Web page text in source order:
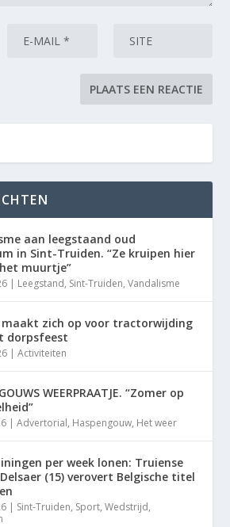
aan leegstaand oud
in Sint-Truiden. “Ze kruipen hier
muurtje”
| Leegstand, Sint-Truiden,Vandalisme
maakt zich op voor tractorwijding
dorpsfeest
|Activiteiten
WEERPRAATJE. “Zomer op
|Advertorial, Haspengouw, Het weer
per week lonen: Truiense
(15) verovert Belgische titel
| Sint-Truiden, Sport,Wedstrijd,